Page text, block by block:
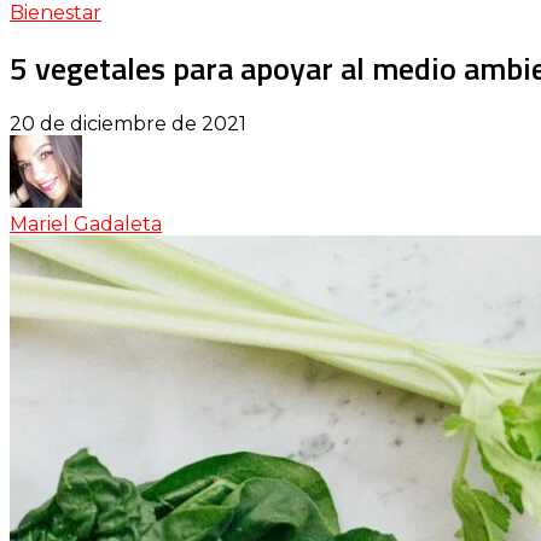
Bienestar
5 vegetales para apoyar al medio
20 de diciembre de 2021
Mariel Gadaleta